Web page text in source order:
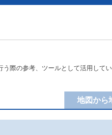
際の参考、ツールとして活用して
地図から